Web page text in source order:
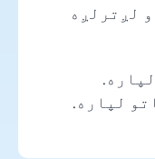
لږترلږه
لپاره.